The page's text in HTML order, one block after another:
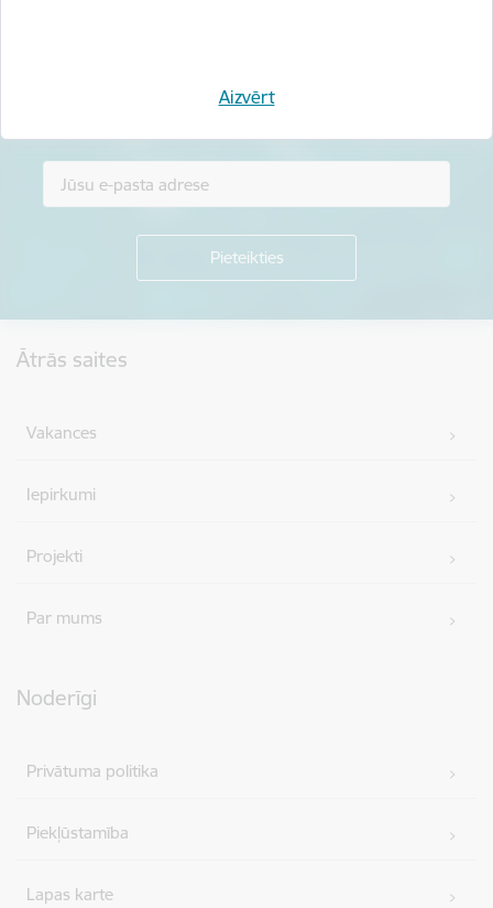
Aizvērt
Ātrās saites
Vakances
Iepirkumi
Projekti
Par mums
Noderīgi
Privātuma politika
Piekļūstamība
Lapas karte